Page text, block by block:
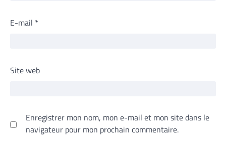
E-mail *
Site web
Enregistrer mon nom, mon e-mail et mon site dans le
navigateur pour mon prochain commentaire.